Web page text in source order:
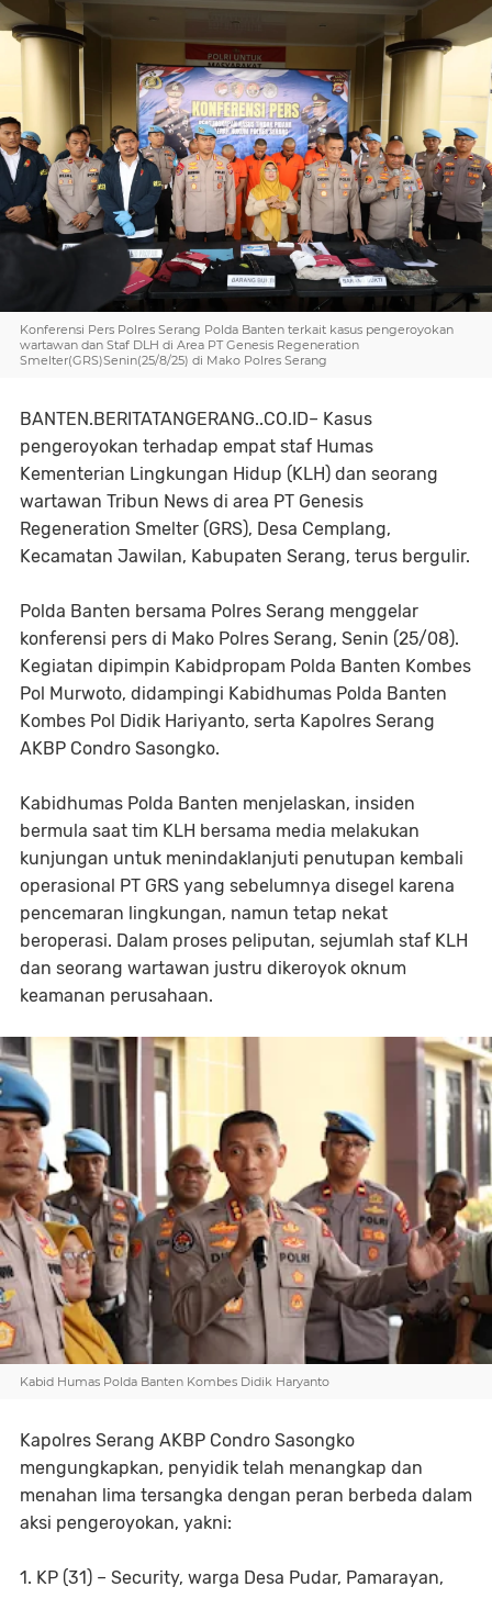
Konferensi Pers Polres Serang Polda Banten terkait kasus pengeroyokan
wartawan dan Staf DLH di Area PT Genesis Regeneration
Smelter(GRS)Senin(25/8/25) di Mako Polres Serang
BANTEN.BERITATANGERANG..CO.ID– Kasus
pengeroyokan terhadap empat staf Humas
Kementerian Lingkungan Hidup (KLH) dan seorang
wartawan Tribun News di area PT Genesis
Regeneration Smelter (GRS), Desa Cemplang,
Kecamatan Jawilan, Kabupaten Serang, terus bergulir.
Polda Banten bersama Polres Serang menggelar
konferensi pers di Mako Polres Serang, Senin (25/08).
Kegiatan dipimpin Kabidpropam Polda Banten Kombes
Pol Murwoto, didampingi Kabidhumas Polda Banten
Kombes Pol Didik Hariyanto, serta Kapolres Serang
AKBP Condro Sasongko.
Kabidhumas Polda Banten menjelaskan, insiden
bermula saat tim KLH bersama media melakukan
kunjungan untuk menindaklanjuti penutupan kembali
operasional PT GRS yang sebelumnya disegel karena
pencemaran lingkungan, namun tetap nekat
beroperasi. Dalam proses peliputan, sejumlah staf KLH
dan seorang wartawan justru dikeroyok oknum
keamanan perusahaan.
Kabid Humas Polda Banten Kombes Didik Haryanto
Kapolres Serang AKBP Condro Sasongko
mengungkapkan, penyidik telah menangkap dan
menahan lima tersangka dengan peran berbeda dalam
aksi pengeroyokan, yakni:
1. KP (31) – Security, warga Desa Pudar, Pamarayan,